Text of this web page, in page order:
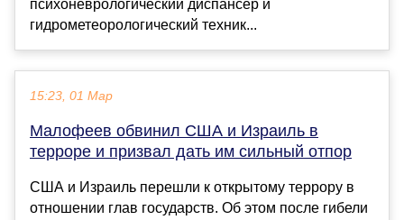
психоневрологический диспансер и
гидрометеорологический техник...
15:23, 01 Мар
Малофеев обвинил США и Израиль в
терроре и призвал дать им сильный отпор
США и Израиль перешли к открытому террору в
отношении глав государств. Об этом после гибели